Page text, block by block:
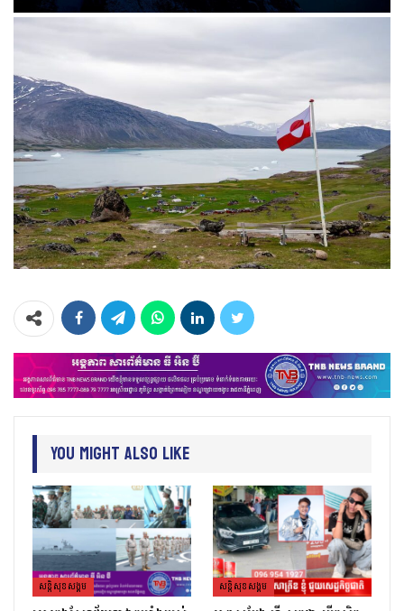
You Might Also Like
សន្តិសុខសង្គម សន្តិសុខសង្គម